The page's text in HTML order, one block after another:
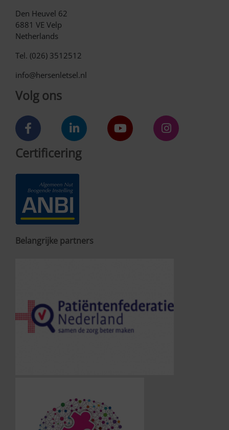
Den Heuvel 62
6881 VE Velp
Netherlands
Tel. (026) 3512512
info@hersenletsel.nl
Volg ons
Certificering
Belangrijke partners